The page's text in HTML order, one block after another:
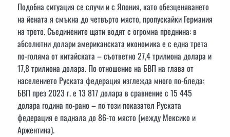
Подобна ситуация се случи и с Япония, като обезценяването
на йената я смъкна до четвърто място, пропускайки Германия
на трето. Съединените щати водят с огромна преднина: в
абсолютни долари американската икономика е с една трета
по-голяма от китайската – съответно 27,4 трилиона долара и
17,8 трилиона долара. По отношение на БВП на глава от
населението Руската федерация изглежда много по-бледа:
БВП през 2023 г. е 13 817 долара в сравнение с 15 445
долара година по-рано – по този показател Руската
федерация е паднала до 86-то място (между Мексико и
Аржентина).